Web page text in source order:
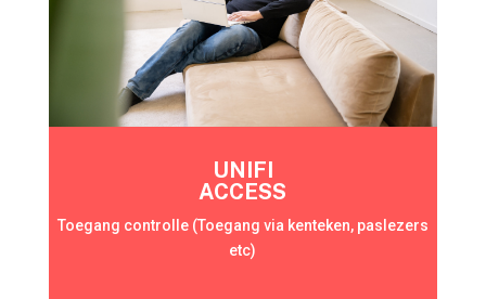
UNIFI
ACCESS
Toegang controlle (Toegang via kenteken, paslezers
etc)